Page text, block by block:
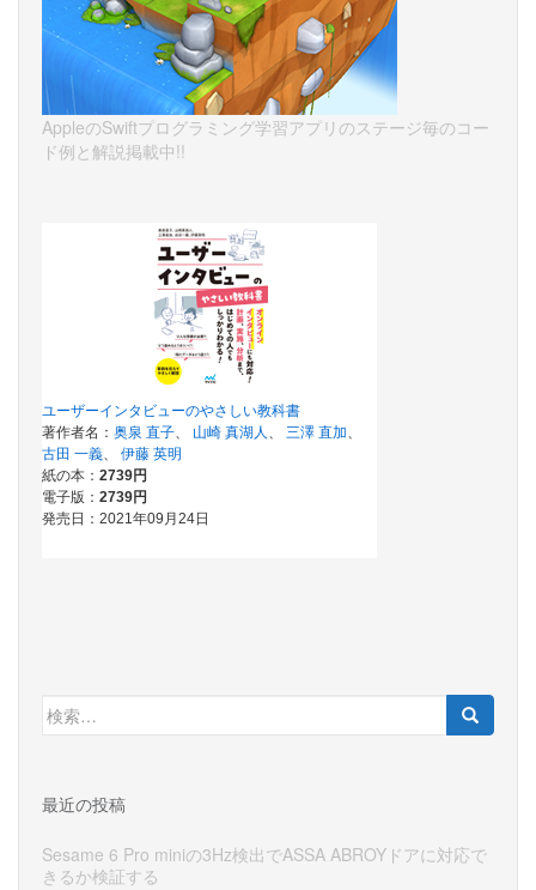
AppleのSwiftプログラミング学習アプリのステージ毎のコー
ド例と解説掲載中!!
検
索:
最近の投稿
Sesame 6 Pro miniの3Hz検出でASSA ABROYドアに対応で
きるか検証する